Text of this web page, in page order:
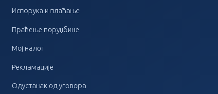
Испорука и плаћање
Праћење поруџбине
Мој налог
Рекламације
Одустанак од уговора